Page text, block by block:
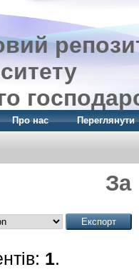
Про нас Переглянути
1.